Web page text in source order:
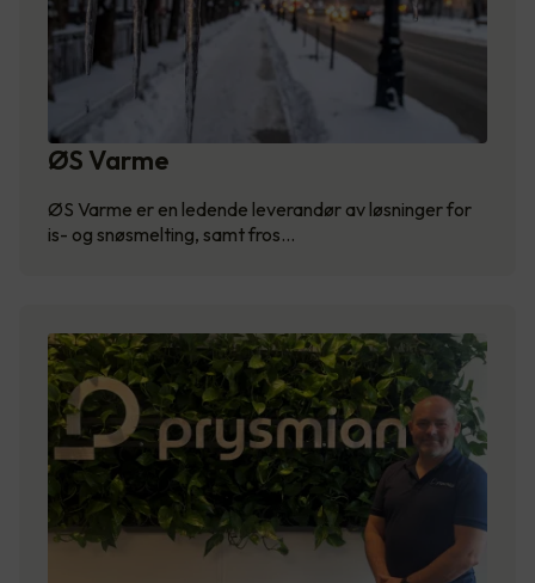
ØS Varme
ØS Varme er en ledende leverandør av løsninger for
is- og snøsmelting, samt fros…